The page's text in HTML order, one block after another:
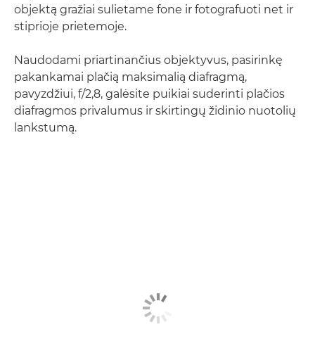
objektą gražiai sulietame fone ir fotografuoti net ir
stiprioje prietemoje.
Naudodami priartinančius objektyvus, pasirinkę
pakankamai plačią maksimalią diafragmą,
pavyzdžiui, f/2,8, galėsite puikiai suderinti plačios
diafragmos privalumus ir skirtingų židinio nuotolių
lankstumą.